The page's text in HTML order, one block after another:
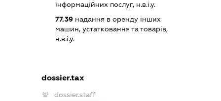
інформаційних послуг, н.в.і.у.
77.39 надання в оренду інших
машин, устатковання та товарів,
н.в.і.у.
dossier.tax
dossier.staff